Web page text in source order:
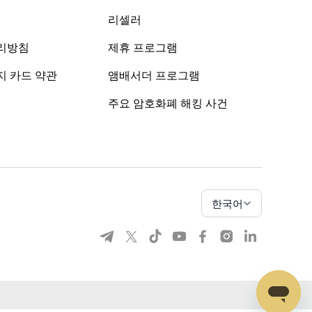
방침
카드 약관
리셀러
제휴 프로그램
앰배서더 프로그램
주요 암호화폐 해킹 사건
한국어